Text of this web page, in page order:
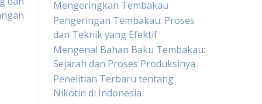
Mengeringkan Tembakau
Pengeringan Tembakau: Proses
dan Teknik yang Efektif
Mengenal Bahan Baku Tembakau:
Sejarah dan Proses Produksinya
Penelitian Terbaru tentang
Nikotin di Indonesia